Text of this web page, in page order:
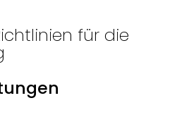
für die